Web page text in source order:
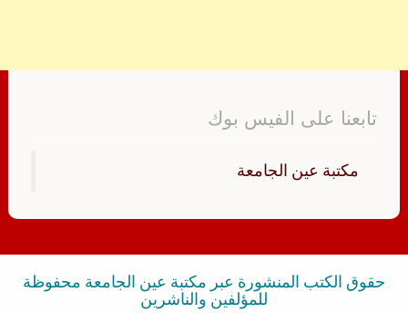
تابعنا على الفيس بوك
‏مكتبة عين الجامعة‏
حقوق الكتب المنشورة عبر مكتبة عين الجامعة محفوظة
للمؤلفين والناشرين